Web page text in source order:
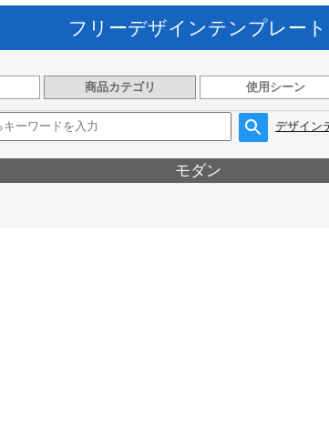
フリーデザインテンプレート
商品カテゴリ 使用シーン
デザイン
モダン